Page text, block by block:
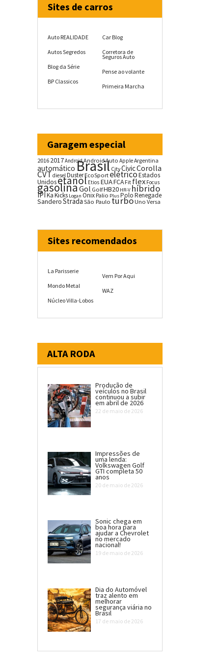
Sites de carros
Auto REALIDADE
Autos Segredos
Blog da Série
BP Classicos
Car Blog
Corretora de
Seguros Auto
Pense ao volante
Primeira Marcha
Garagem especial
20162017AndroidAndroid Auto AppleArgentina
automáticoBrasil CityCivicCorolla
CVTdieselDusterEcoSportelétricoEstados
Unidosetanol Etios EUAFCA Fit flex Focus
gasolina Gol GolfHB20 HR-V híbrido
IPIKaKicks Logan OnixPalio PlusPoloRenegade
SanderoStrada São Paulo turboUno Versa
Sites recomendados
La Parisserie
Mondo Metal
Núcleo Villa-Lobos
Vem Por Aqui
WAZ
ALTA RODA
Produção de
veículos no Brasil
continuou a subir
em abril de 2026
22 de maio de 2026
Impressões de
uma lenda:
Volkswagen Golf
GTI completa 50
anos
20 de maio de 2026
Sonic chega em
boa hora para
ajudar a Chevrolet
no mercado
nacional!
19 de maio de 2026
Dia do Automóvel
traz alento em
melhorar
segurança viária no
Brasil
17 de maio de 2026